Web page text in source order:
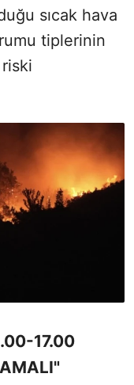
sıcak hava
tiplerinin
riski
17.00